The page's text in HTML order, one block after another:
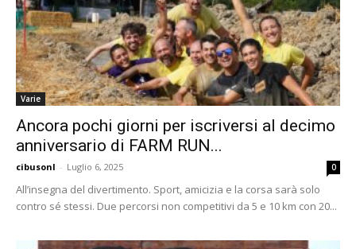
Varie
Ancora pochi giorni per iscriversi al decimo
anniversario di FARM RUN...
cibusonl - Luglio 6, 2025 0
All’insegna del divertimento. Sport, amicizia e la corsa sarà solo
contro sé stessi. Due percorsi non competitivi da 5 e 10 km con 20...